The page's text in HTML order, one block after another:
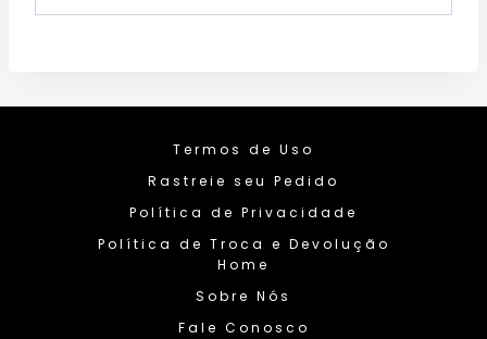
Termos de Uso
Rastreie seu Pedido
Política de Privacidade
Política de Troca e Devolução
Home
Sobre Nós
Fale Conosco